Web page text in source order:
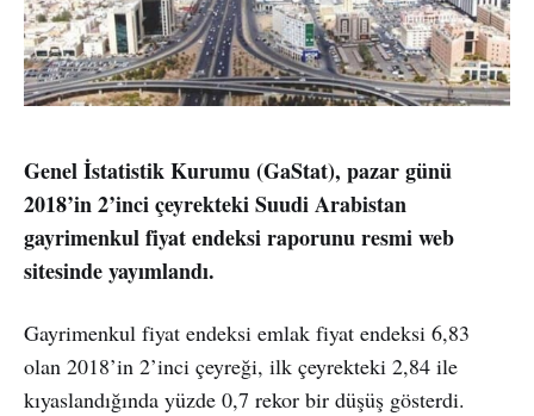
Genel İstatistik Kurumu (GaStat), pazar günü
2018’in 2’inci çeyrekteki Suudi Arabistan
gayrimenkul fiyat endeksi raporunu resmi web
sitesinde yayımlandı.
Gayrimenkul fiyat endeksi emlak fiyat endeksi 6,83
olan 2018’in 2’inci çeyreği, ilk çeyrekteki 2,84 ile
kıyaslandığında yüzde 0,7 rekor bir düşüş gösterdi.